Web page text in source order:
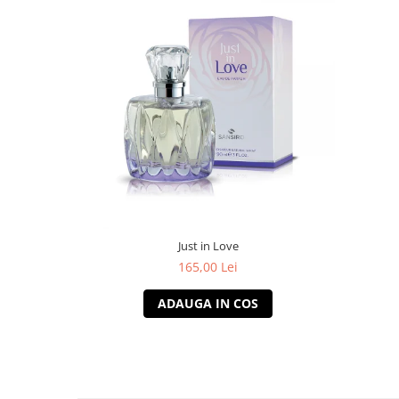
Just in Love
165,00 Lei
ADAUGA IN COS